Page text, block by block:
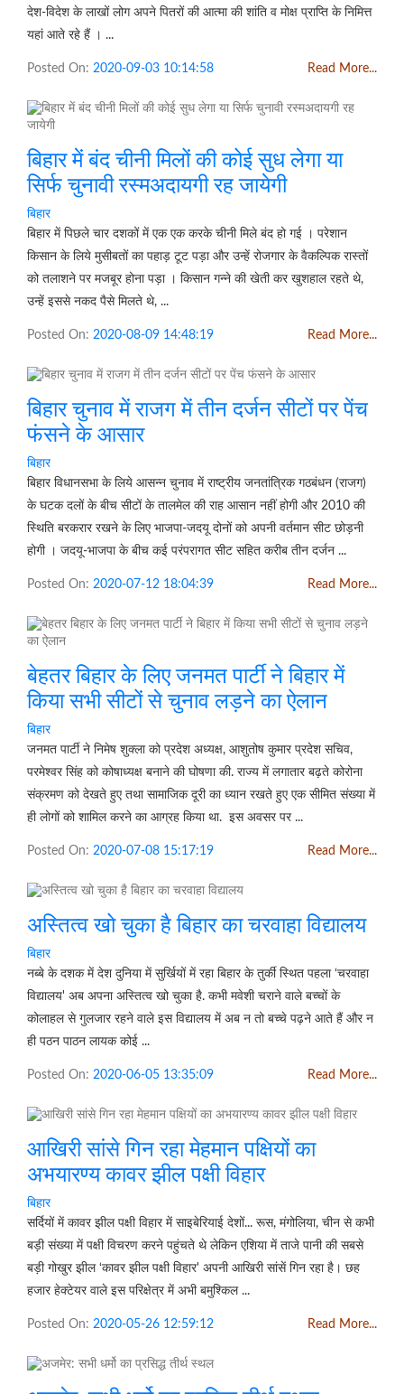
देश-विदेश के लाखों लोग अपने पितरों की आत्मा की शांति व मोक्ष प्राप्ति के निमित्त
यहां आते रहे हैं । ...
Posted On: 2020-09-03 10:14:58 Read More...
बिहार में बंद चीनी मिलों की कोई सुध लेगा या
सिर्फ चुनावी रस्मअदायगी रह जायेगी
बिहार
बिहार में पिछले चार दशकों में एक एक करके चीनी मिले बंद हो गई । परेशान
किसान के लिये मुसीबतों का पहाड़ टूट पड़ा और उन्हें रोजगार के वैकल्पिक रास्तों
को तलाशने पर मजबूर होना पड़ा । किसान गन्ने की खेती कर खुशहाल रहते थे,
उन्हें इससे नकद पैसे मिलते थे, ...
Posted On: 2020-08-09 14:48:19 Read More...
बिहार चुनाव में राजग में तीन दर्जन सीटों पर पेंच
फंसने के आसार
बिहार
बिहार विधानसभा के लिये आसन्न चुनाव में राष्ट्रीय जनतांत्रिक गठबंधन (राजग)
के घटक दलों के बीच सीटों के तालमेल की राह आसान नहीं होगी और 2010 की
स्थिति बरकरार रखने के लिए भाजपा-जदयू दोनों को अपनी वर्तमान सीट छोड़नी
होगी । जदयू-भाजपा के बीच कई परंपरागत सीट सहित करीब तीन दर्जन ...
Posted On: 2020-07-12 18:04:39 Read More...
बेहतर बिहार के लिए जनमत पार्टी ने बिहार में
किया सभी सीटों से चुनाव लड़ने का ऐलान
बिहार
जनमत पार्टी ने निमेष शुक्ला को प्रदेश अध्यक्ष, आशुतोष कुमार प्रदेश सचिव,
परमेश्वर सिंह को कोषाध्यक्ष बनाने की घोषणा की. राज्य में लगातार बढ़ते कोरोना
संक्रमण को देखते हुए तथा सामाजिक दूरी का ध्यान रखते हुए एक सीमित संख्या में
ही लोगों को शामिल करने का आग्रह किया था. इस अवसर पर ...
Posted On: 2020-07-08 15:17:19 Read More...
अस्तित्व खो चुका है बिहार का चरवाहा विद्यालय
बिहार
नब्बे के दशक में देश दुनिया में सुर्खियों में रहा बिहार के तुर्की स्थित पहला ‘चरवाहा
विद्यालय' अब अपना अस्तित्व खो चुका है. कभी मवेशी चराने वाले बच्चों के
कोलाहल से गुलजार रहने वाले इस विद्यालय में अब न तो बच्चे पढ़ने आते हैं और न
ही पठन पाठन लायक कोई ...
Posted On: 2020-06-05 13:35:09 Read More...
आखिरी सांसे गिन रहा मेहमान पक्षियों का
अभयारण्य कावर झील पक्षी विहार
बिहार
सर्दियों में कावर झील पक्षी विहार में साइबेरियाई देशों... रूस, मंगोलिया, चीन से कभी
बड़ी संख्या में पक्षी विचरण करने पहुंचते थे लेकिन एशिया में ताजे पानी की सबसे
बड़ी गोखुर झील ‘कावर झील पक्षी विहार' अपनी आखिरी सांसें गिन रहा है। छह
हजार हेक्टेयर वाले इस परिक्षेत्र में अभी बमुश्किल ...
Posted On: 2020-05-26 12:59:12 Read More...